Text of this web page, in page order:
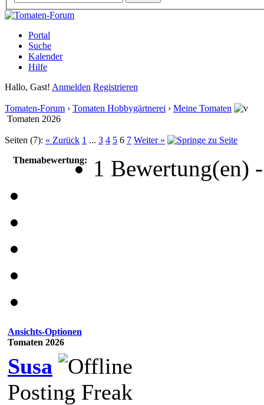
Portal
Suche
Kalender
Hilfe
Hallo, Gast! Anmelden Registrieren
Tomaten-Forum › Tomaten Hobbygärtnerei › Meine Tomaten
Tomaten 2026
Seiten (7): « Zurück 1 ... 3 4 5 6 7 Weiter »
Themabewertung:
1 Bewertung(en)
Ansichts-Optionen
Tomaten 2026
Susa
Posting Freak